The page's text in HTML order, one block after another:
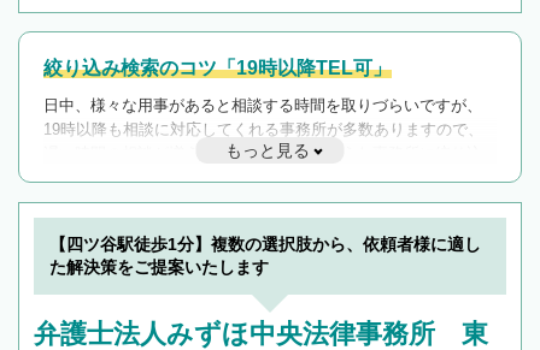
絞り込み検索のコツ「19時以降TEL可」
日中、様々な用事があると相談する時間を取りづらいですが、
19時以降も相談に対応してくれる事務所が多数ありますので、
遅い時間の相談が増えそうな場合はそのような事務所に絞り込
んで検索してみましょう。
19時以降TEL可の条件
を加えて再検索
もっと見る
【四ツ谷駅徒歩1分】複数の選択肢から、依頼者様に適し
た解決策をご提案いたします
弁護士法人みずほ中央法律事務所 東